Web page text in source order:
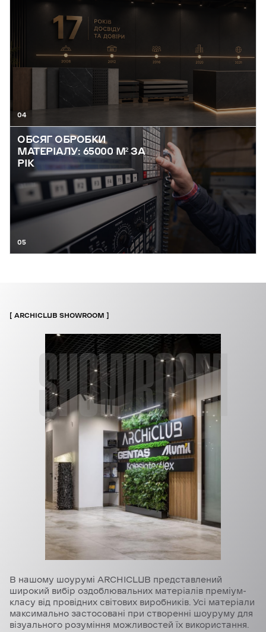
04
ОБСЯГ ОБРОБКИ
МАТЕРІАЛУ: 65000 М² ЗА
РІК
05
SHOWROOM
ARCHICLUB SHOWROOM
В нашому шоурумі ARCHICLUB представлений
широкий вибір оздоблювальних матеріалів преміум-
класу від провідних світових виробників. Усі матеріали
максимально застосовані при створенні шоуруму для
візуального розуміння можливостей їх використання.